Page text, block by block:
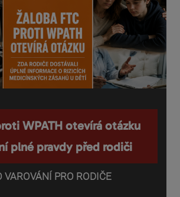
WPATH otevírá otázku
plné pravdy před rodiči
PRO RODIČE